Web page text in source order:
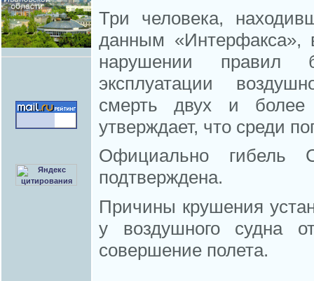
Три человека,
данным «Интерфакса»,
нарушении правил
эксплуатации
смерть двух и более
утверждает, что среди
Официально гибель
подтверждена.
Причины крушения
у воздушного судна
совершение полета.